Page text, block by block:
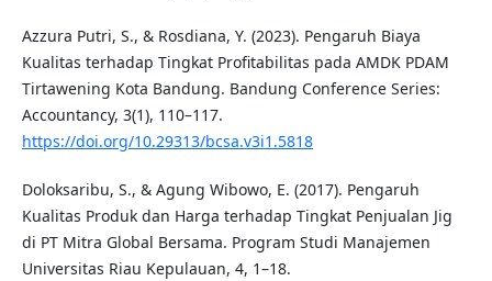
Azzura Putri, S., & Rosdiana, Y. (2023). Pengaruh Biaya
Kualitas terhadap Tingkat Profitabilitas pada AMDK PDAM
Tirtawening Kota Bandung. Bandung Conference Series:
Accountancy, 3(1), 110–117.
https://doi.org/10.29313/bcsa.v3i1.5818
Doloksaribu, S., & Agung Wibowo, E. (2017). Pengaruh
Kualitas Produk dan Harga terhadap Tingkat Penjualan Jig
di PT Mitra Global Bersama. Program Studi Manajemen
Universitas Riau Kepulauan, 4, 1–18.